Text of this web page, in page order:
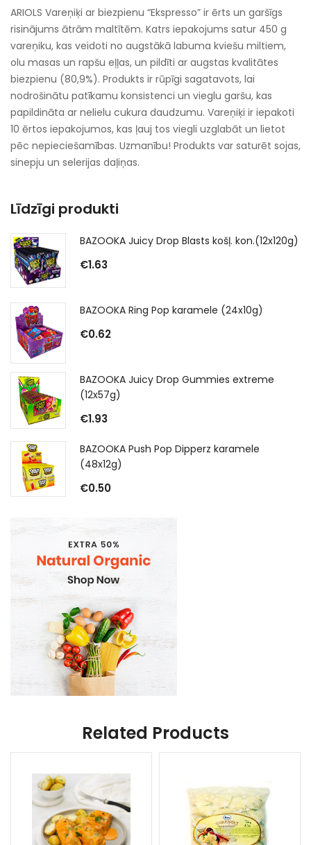
ARIOLS Vareņiķi ar biezpienu “Ekspresso” ir ērts un garšīgs
risinājums ātrām maltītēm. Katrs iepakojums satur 450 g
vareņiku, kas veidoti no augstākā labuma kviešu miltiem,
olu masas un rapšu eļļas, un pildīti ar augstas kvalitātes
biezpienu (80,9%). Produkts ir rūpīgi sagatavots, lai
nodrošinātu patīkamu konsistenci un vieglu garšu, kas
papildināta ar nelielu cukura daudzumu. Vareņiķi ir iepakoti
10 ērtos iepakojumos, kas ļauj tos viegli uzglabāt un lietot
pēc nepieciešamības. Uzmanību! Produkts var saturēt sojas,
sinepju un selerijas daļiņas.
Līdzīgi produkti
BAZOOKA Juicy Drop Blasts košļ. kon.(12x120g)
€1.63
BAZOOKA Ring Pop karamele (24x10g)
€0.62
BAZOOKA Juicy Drop Gummies extreme
(12x57g)
€1.93
BAZOOKA Push Pop Dipperz karamele
(48x12g)
€0.50
Related Products